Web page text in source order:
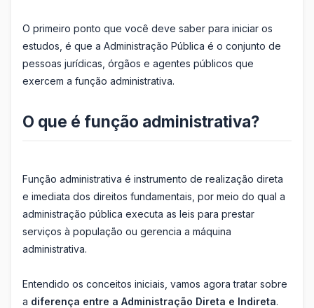
O primeiro ponto que você deve saber para iniciar os
estudos, é que a Administração Pública é o conjunto de
pessoas jurídicas, órgãos e agentes públicos que
exercem a função administrativa.
O que é função administrativa?
Função administrativa é instrumento de realização direta
e imediata dos direitos fundamentais, por meio do qual a
administração pública executa as leis para prestar
serviços à população ou gerencia a máquina
administrativa.
Entendido os conceitos iniciais, vamos agora tratar sobre
a diferença entre a Administração Direta e Indireta.